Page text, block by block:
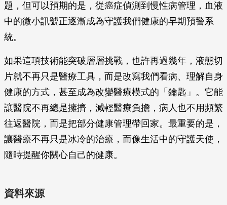
題，但可以預期的是，從癌症偵測到慢性病管理，血液
中的微小訊號正逐漸成為守護我們健康的早期預警系
統。
如果這項技術能突破層層挑戰，也許再過幾年，液態切
片就不再只是醫療工具，而是改寫我們看病、理解自身
健康的方式，甚至成為改變醫療模式的「鑰匙」。它能
讓醫院不再總是擁擠，減輕醫療負擔，病人也不用頻繁
往返醫院，而是把部分健康管理帶回家。最重要的是，
讓醫療不再只是冰冷的治療，而像生活中的守護天使，
隨時提醒你關心自己的健康。
資料來源